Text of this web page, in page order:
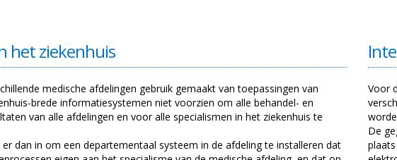
het ziekenhuis
medische afdelingen gebruik gemaakt van toepassingen van
brede informatiesystemen niet voorzien om alle behandel- en
van alle afdelingen en voor alle specialismen in het ziekenhuis te
dan in om een departementaal systeem in de afdeling te installeren dat
Voor
De